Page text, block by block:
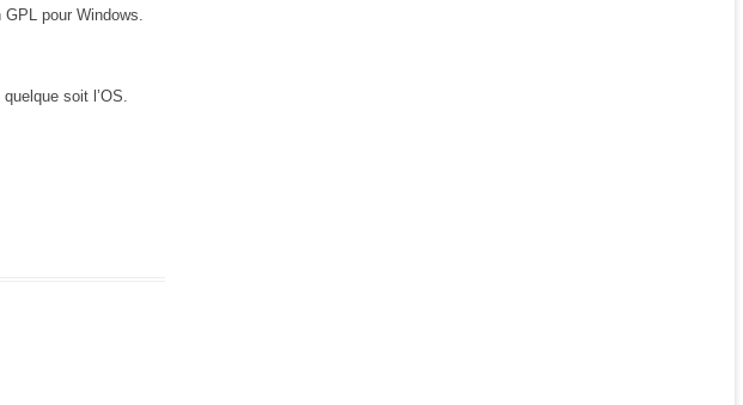
pour Windows.
soit l’OS.